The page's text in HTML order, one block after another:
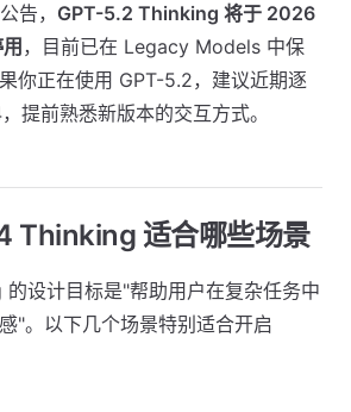
告， GPT-5.2 Thinking 将于 2026
，目前已在 Legacy Models 中保
你正在使用 GPT-5.2，建议近期逐
提前熟悉新版本的交互方式。
Thinking 适合哪些场景
设计目标是"帮助用户在复杂任务中
"。以下几个场景特别适合开启